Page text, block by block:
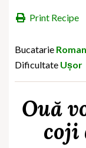
Print Recipe
Bucatarie
Dificultate Ușor
Ouă
coji